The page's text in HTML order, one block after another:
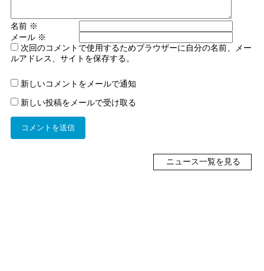
名前 ※
メール ※
次回のコメントで使用するためブラウザーに自分の名前、メー
ルアドレス、サイトを保存する。
新しいコメントをメールで通知
新しい投稿をメールで受け取る
ニュース一覧を見る